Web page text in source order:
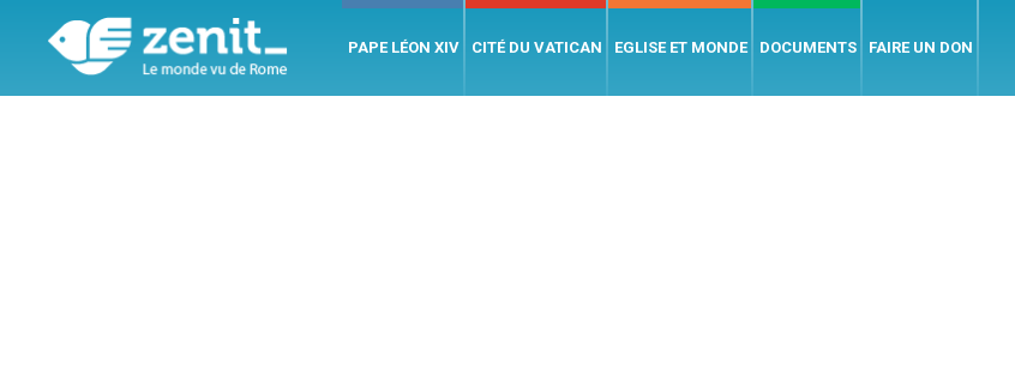
PAPE LÉON XIV CITÉ DU VATICAN EGLISE ET MONDE DOCUMENTS FAIRE UN DON